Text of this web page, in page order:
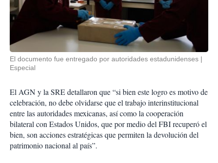
El documento fue entregado por autoridades estadunidenses
Especial
El AGN y la SRE detallaron que “si bien este logro es motivo de
celebración, no debe olvidarse que el trabajo interinstitucional
entre las autoridades mexicanas, así como la cooperación
bilateral con Estados Unidos, que por medio del FBI recuperó el
bien, son acciones estratégicas que permiten la devolución del
patrimonio nacional al país”.